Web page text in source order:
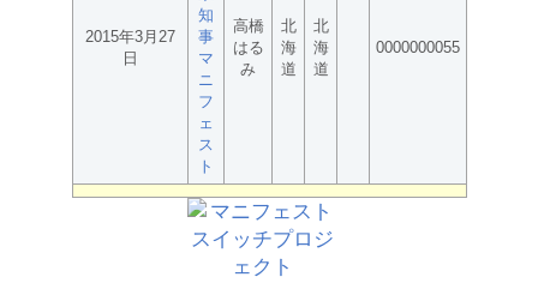
2015年3月27
日
知
事
マ
ニ
フ
ェ
ス
ト
高橋
はる
み
北
海
道
北
海
道
0000000055